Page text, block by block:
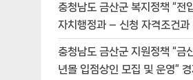
충청남도 금산군 복지정책 “전
자치행정과 – 신청 자격조건과
충청남도 금산군 지원정책 “금
년몰 입점상인 모집 및 운영”